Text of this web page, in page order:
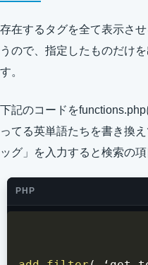
存在するタグを全て表示さ
うので、指定したものだけ
す。
下記のコードを
ってる英単語たちを書き換
ッグ」を入力すると検索の
PHP